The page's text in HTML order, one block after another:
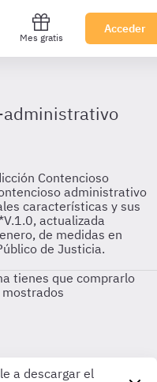
Mes gratis
Acceder
administrativo
Contencioso
administrativo
características y sus
actualizada
de medidas en
de Justicia.
tienes que comprarlo
a descargar el